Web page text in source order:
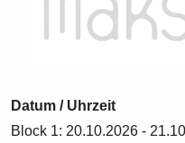
Datum / Uhrzeit
Block 1: 20.10.2026 -